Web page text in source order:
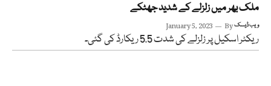
ملک بھر میں زلزلے کے شدید جھٹکے
January 5, 2023 Byویب ڈیسک
ریکٹر اسکیل پر زلزلے کی شدت 5.5 ریکارڈ کی گئی۔